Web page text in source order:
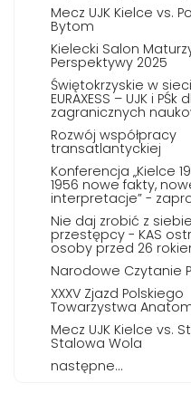
Mecz UJK Kielce vs.
Bytom
Kielecki Salon
Perspektywy 2025
Świętokrzyskie w
EURAXESS – UJK i PŚk
zagranicznych
Rozwój współpracy
transatlantyckiej
Konferencja „Kielce
1956 nowe fakty,
interpretacje” -
Nie daj zrobić z siebie
przestępcy - KAS
osoby przed 26
Narodowe Czytanie
XXXV Zjazd Polskiego
Towarzystwa
Mecz UJK Kielce vs.
Stalowa Wola
następne...